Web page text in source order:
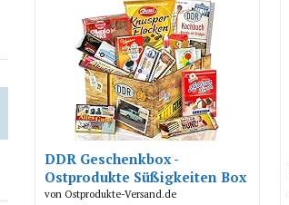
DDR Geschenkbox -
Ostprodukte Süßigkeiten Box
mit Zetti Knusperflocken,
von Ostprodukte-Versand.de